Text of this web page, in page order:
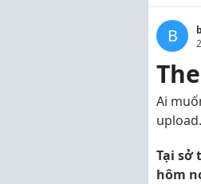
B
Ai
Tại sở
hôm